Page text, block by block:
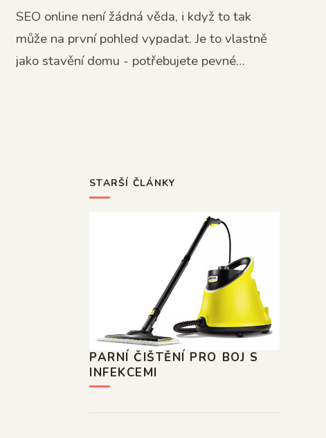
SEO online není žádná věda, i když to tak
může na první pohled vypadat. Je to vlastně
jako stavění domu - potřebujete pevné
STARŠÍ ČLÁNKY
PARNÍ ČIŠTĚNÍ PRO BOJ S
INFEKCEMI